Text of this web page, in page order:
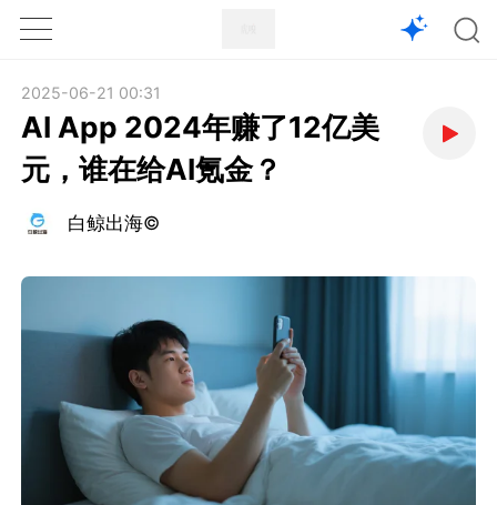
1X
2025-06-21 00:31
AI App 2024年赚了12亿美
元，谁在给AI氪金？
白鲸出海©